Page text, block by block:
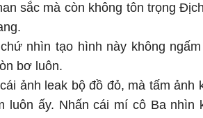
sắc mà còn không tôn trọng
nhìn tạo hình này không
bơ luôn.
ảnh leak bộ đồ đỏ, mà tấm ảnh
luôn ấy. Nhấn cái mí cô Ba nhìn